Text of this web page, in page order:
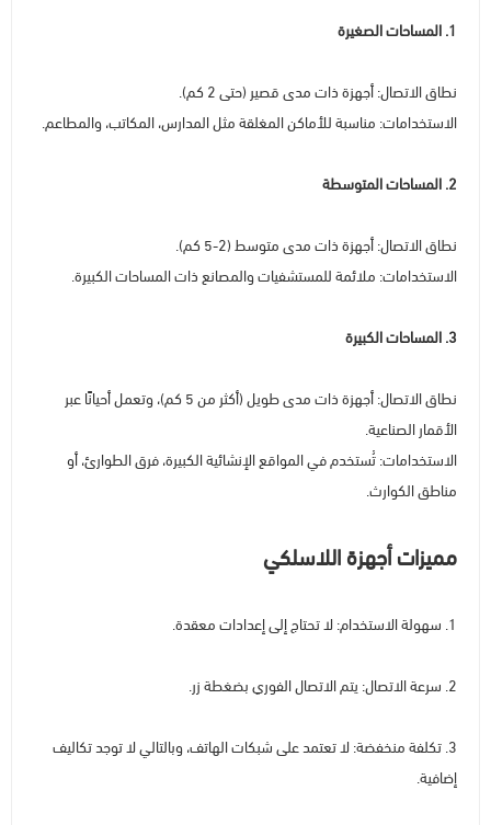
1. المساحات الصغيرة
نطاق الاتصال: أجهزة ذات مدى قصير (حتى 2 كم).
الاستخدامات: مناسبة للأماكن المغلقة مثل المدارس، المكاتب، والمطاعم.
2. المساحات المتوسطة
نطاق الاتصال: أجهزة ذات مدى متوسط (2-5 كم).
الاستخدامات: ملائمة للمستشفيات والمصانع ذات المساحات الكبيرة.
3. المساحات الكبيرة
نطاق الاتصال: أجهزة ذات مدى طويل (أكثر من 5 كم)، وتعمل أحيانًا عبر
الأقمار الصناعية.
الاستخدامات: تُستخدم في المواقع الإنشائية الكبيرة، فرق الطوارئ، أو
مناطق الكوارث.
مميزات أجهزة اللاسلكي
1. سهولة الاستخدام: لا تحتاج إلى إعدادات معقدة.
2. سرعة الاتصال: يتم الاتصال الفوري بضغطة زر.
3. تكلفة منخفضة: لا تعتمد على شبكات الهاتف، وبالتالي لا توجد تكاليف
إضافية.